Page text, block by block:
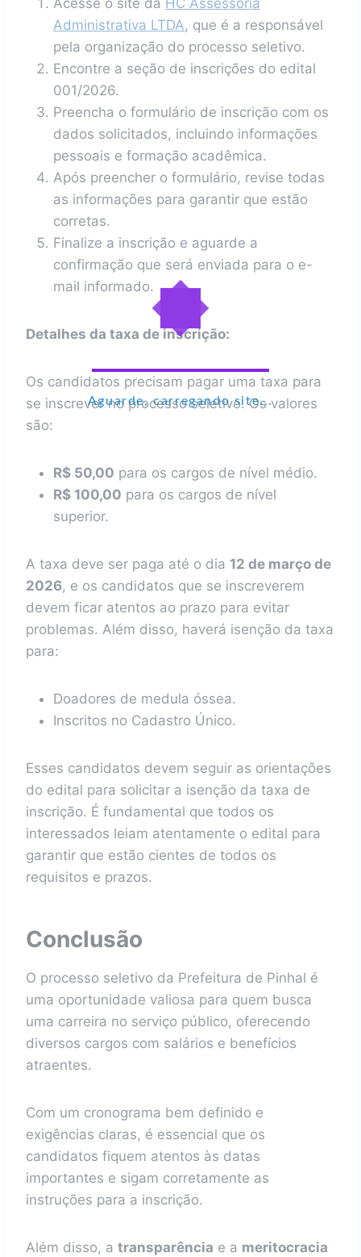
Aguarde, carregando site...
Acesse o site da HC Assessoria
Administrativa LTDA, que é a responsável
pela organização do processo seletivo.
Encontre a seção de inscrições do edital
001/2026.
Preencha o formulário de inscrição com os
dados solicitados, incluindo informações
pessoais e formação acadêmica.
Após preencher o formulário, revise todas
as informações para garantir que estão
corretas.
Finalize a inscrição e aguarde a
confirmação que será enviada para o e-
mail informado.
Detalhes da taxa de inscrição:
Os candidatos precisam pagar uma taxa para
se inscrever no processo seletivo. Os valores
são:
R$ 50,00 para os cargos de nível médio.
R$ 100,00 para os cargos de nível
superior.
A taxa deve ser paga até o dia 12 de março de
2026, e os candidatos que se inscreverem
devem ficar atentos ao prazo para evitar
problemas. Além disso, haverá isenção da taxa
para:
Doadores de medula óssea.
Inscritos no Cadastro Único.
Esses candidatos devem seguir as orientações
do edital para solicitar a isenção da taxa de
inscrição. É fundamental que todos os
interessados leiam atentamente o edital para
garantir que estão cientes de todos os
requisitos e prazos.
Conclusão
O processo seletivo da Prefeitura de Pinhal é
uma oportunidade valiosa para quem busca
uma carreira no serviço público, oferecendo
diversos cargos com salários e benefícios
atraentes.
Com um cronograma bem definido e
exigências claras, é essencial que os
candidatos fiquem atentos às datas
importantes e sigam corretamente as
instruções para a inscrição.
Além disso, a transparência e a meritocracia